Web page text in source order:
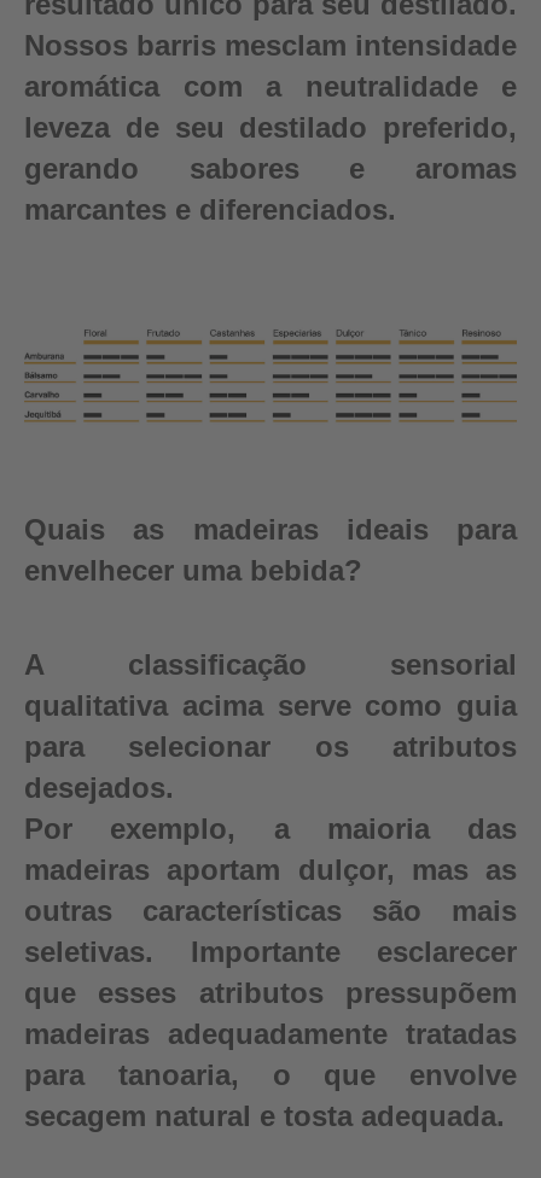
Nossos barris mesclam intensidade
aromática com a neutralidade e
leveza de seu destilado preferido,
gerando sabores e aromas
marcantes e diferenciados.
Quais as madeiras ideais para
envelhecer uma bebida?
A classificação sensorial
qualitativa acima serve como guia
para selecionar os atributos
desejados.
Por exemplo, a maioria das
madeiras aportam dulçor, mas as
outras características são mais
seletivas. Importante esclarecer
que esses atributos pressupõem
madeiras adequadamente tratadas
para tanoaria, o que envolve
secagem natural e tosta adequada.